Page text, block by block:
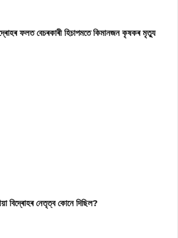
ফলত বেচৰকাৰী হিচাপমতে কিমানজন কৃষকৰ মৃত্যু
বিদ্ৰোহৰ নেতৃত্ব কোনে দিছিল?